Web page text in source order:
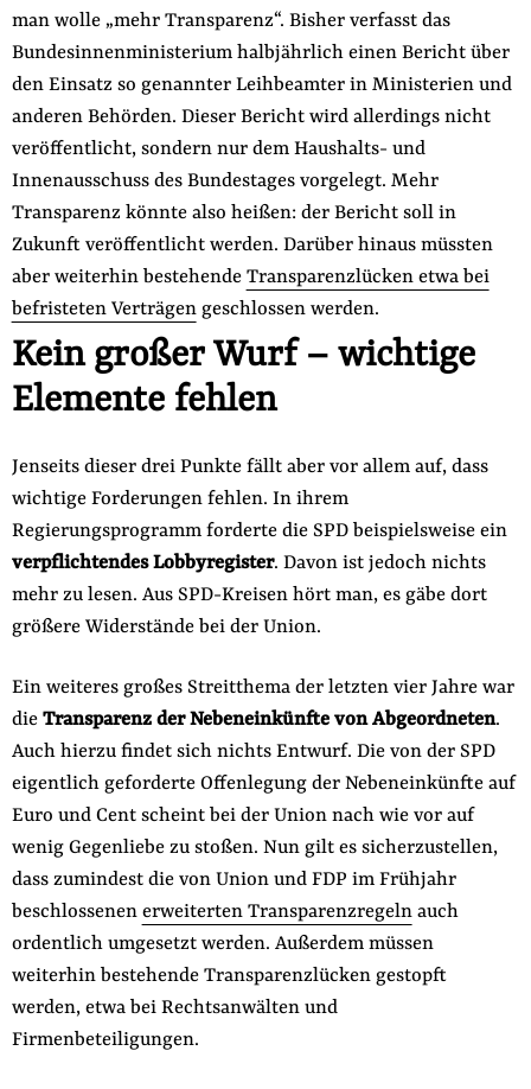
man wolle „mehr Transparenz“. Bisher verfasst das
Bundesinnenministerium halbjährlich einen Bericht über
den Einsatz so genannter Leihbeamter in Ministerien und
anderen Behörden. Dieser Bericht wird allerdings nicht
veröffentlicht, sondern nur dem Haushalts- und
Innenausschuss des Bundestages vorgelegt. Mehr
Transparenz könnte also heißen: der Bericht soll in
Zukunft veröffentlicht werden. Darüber hinaus müssten
aber weiterhin bestehende Transparenzlücken etwa bei
befristeten Verträgengeschlossen werden.
Kein großer Wurf – wichtige
Elemente fehlen
Jenseits dieser drei Punkte fällt aber vor allem auf, dass
wichtige Forderungen fehlen. In ihrem
Regierungsprogramm forderte die SPD beispielsweise ein
verpflichtendes Lobbyregister. Davon ist jedoch nichts
mehr zu lesen. Aus SPD-Kreisen hört man, es gäbe dort
größere Widerstände bei der Union.
Ein weiteres großes Streitthema der letzten vier Jahre war
die Transparenz der Nebeneinkünfte von Abgeordneten.
Auch hierzu findet sich nichts Entwurf. Die von der SPD
eigentlich geforderte Offenlegung der Nebeneinkünfte auf
Euro und Cent scheint bei der Union nach wie vor auf
wenig Gegenliebe zu stoßen. Nun gilt es sicherzustellen,
dass zumindest die von Union und FDP im Frühjahr
beschlossenen erweiterten Transparenzregelnauch
ordentlich umgesetzt werden. Außerdem müssen
weiterhin bestehende Transparenzlücken gestopft
werden, etwa bei Rechtsanwälten und
Firmenbeteiligungen.